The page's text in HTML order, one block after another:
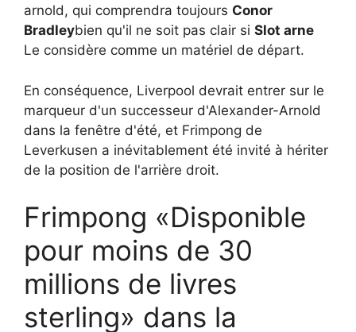
arnold, qui comprendra toujours Conor
Bradleybien qu'il ne soit pas clair si Slot arne
Le considère comme un matériel de départ.
En conséquence, Liverpool devrait entrer sur le
marqueur d'un successeur d'Alexander-Arnold
dans la fenêtre d'été, et Frimpong de
Leverkusen a inévitablement été invité à hériter
de la position de l'arrière droit.
Frimpong «Disponible
pour moins de 30
millions de livres
sterling» dans la